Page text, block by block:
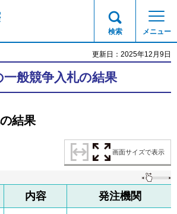
検索 メニュー
更新日：2025年12月9日
一般競争入札の結果
結果
画面サイズで表示
内容 発注機関